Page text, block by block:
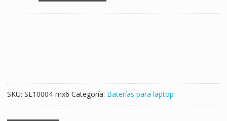
SKU: SL10004-mx6 Categoría: Baterías para laptop